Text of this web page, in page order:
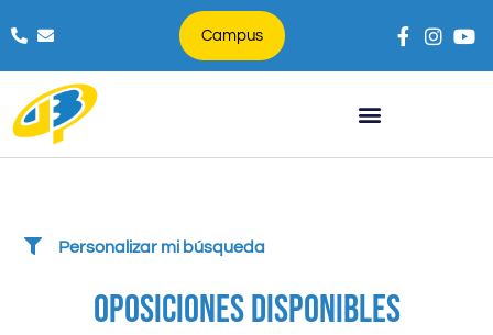
Campus
Personalizar mi búsqueda
OPOSICIONES DISPONIBLES